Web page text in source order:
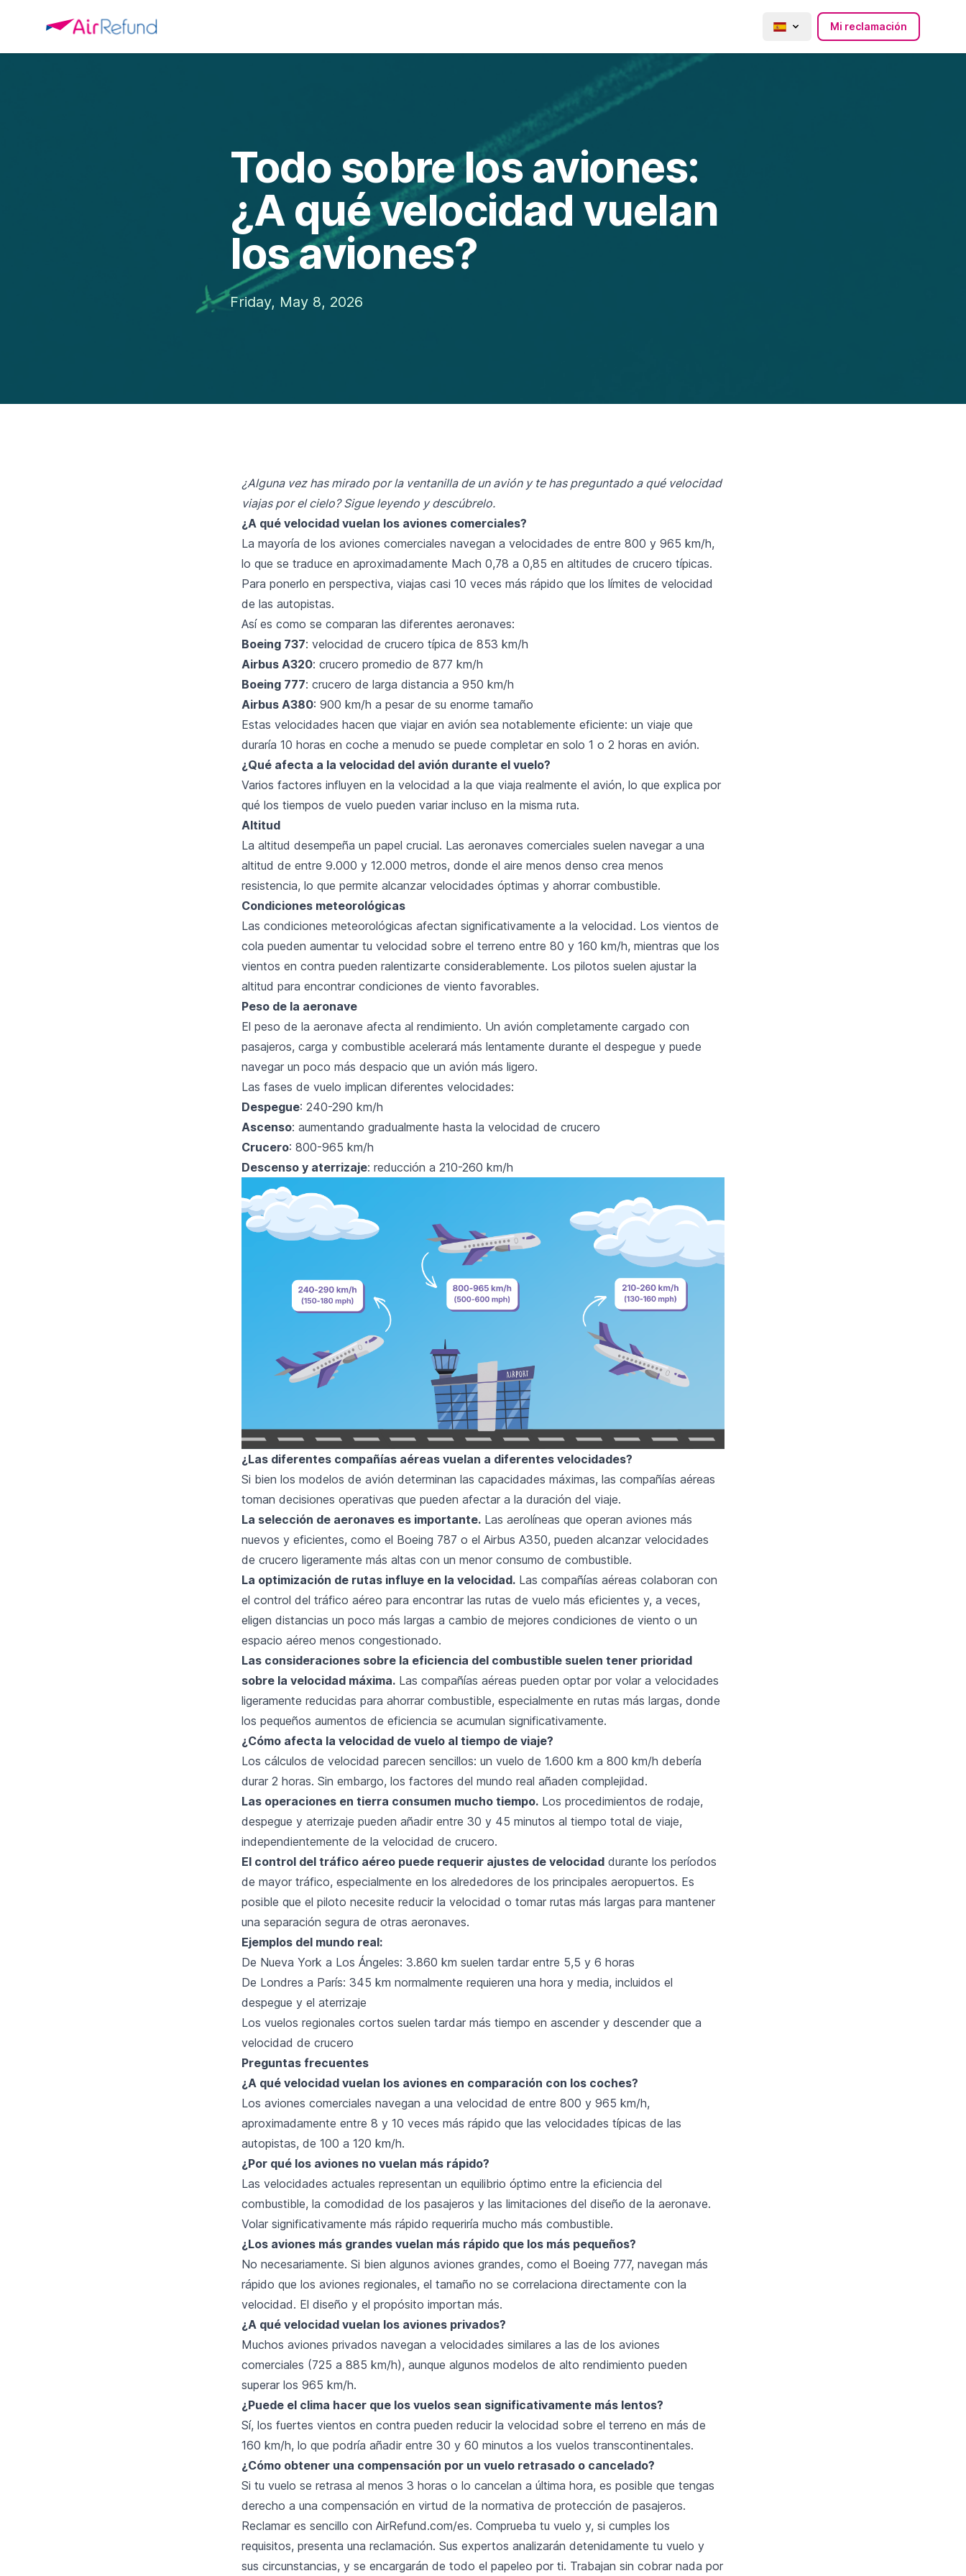
Mi reclamación
Todo sobre los aviones:
¿A qué velocidad vuelan
los aviones?
Friday, May 8, 2026
¿Alguna vez has mirado por la ventanilla de un avión y te has preguntado a qué velocidad
viajas por el cielo? Sigue leyendo y descúbrelo.
¿A qué velocidad vuelan los aviones comerciales?
La mayoría de los aviones comerciales navegan a velocidades de entre 800 y 965 km/h,
lo que se traduce en aproximadamente Mach 0,78 a 0,85 en altitudes de crucero típicas.
Para ponerlo en perspectiva, viajas casi 10 veces más rápido que los límites de velocidad
de las autopistas.
Así es como se comparan las diferentes aeronaves:
Boeing 737: velocidad de crucero típica de 853 km/h
Airbus A320: crucero promedio de 877 km/h
Boeing 777: crucero de larga distancia a 950 km/h
Airbus A380: 900 km/h a pesar de su enorme tamaño
Estas velocidades hacen que viajar en avión sea notablemente eficiente: un viaje que
duraría 10 horas en coche a menudo se puede completar en solo 1 o 2 horas en avión.
¿Qué afecta a la velocidad del avión durante el vuelo?
Varios factores influyen en la velocidad a la que viaja realmente el avión, lo que explica por
qué los tiempos de vuelo pueden variar incluso en la misma ruta.
Altitud
La altitud desempeña un papel crucial. Las aeronaves comerciales suelen navegar a una
altitud de entre 9.000 y 12.000 metros, donde el aire menos denso crea menos
resistencia, lo que permite alcanzar velocidades óptimas y ahorrar combustible.
Condiciones meteorológicas
Las condiciones meteorológicas afectan significativamente a la velocidad. Los vientos de
cola pueden aumentar tu velocidad sobre el terreno entre 80 y 160 km/h, mientras que los
vientos en contra pueden ralentizarte considerablemente. Los pilotos suelen ajustar la
altitud para encontrar condiciones de viento favorables.
Peso de la aeronave
El peso de la aeronave afecta al rendimiento. Un avión completamente cargado con
pasajeros, carga y combustible acelerará más lentamente durante el despegue y puede
navegar un poco más despacio que un avión más ligero.
Las fases de vuelo implican diferentes velocidades:
Despegue: 240-290 km/h
Ascenso: aumentando gradualmente hasta la velocidad de crucero
Crucero: 800-965 km/h
Descenso y aterrizaje: reducción a 210-260 km/h
¿Las diferentes compañías aéreas vuelan a diferentes velocidades?
Si bien los modelos de avión determinan las capacidades máximas, las compañías aéreas
toman decisiones operativas que pueden afectar a la duración del viaje.
La selección de aeronaves es importante. Las aerolíneas que operan aviones más
nuevos y eficientes, como el Boeing 787 o el Airbus A350, pueden alcanzar velocidades
de crucero ligeramente más altas con un menor consumo de combustible.
La optimización de rutas influye en la velocidad. Las compañías aéreas colaboran con
el control del tráfico aéreo para encontrar las rutas de vuelo más eficientes y, a veces,
eligen distancias un poco más largas a cambio de mejores condiciones de viento o un
espacio aéreo menos congestionado.
Las consideraciones sobre la eficiencia del combustible suelen tener prioridad
sobre la velocidad máxima. Las compañías aéreas pueden optar por volar a velocidades
ligeramente reducidas para ahorrar combustible, especialmente en rutas más largas, donde
los pequeños aumentos de eficiencia se acumulan significativamente.
¿Cómo afecta la velocidad de vuelo al tiempo de viaje?
Los cálculos de velocidad parecen sencillos: un vuelo de 1.600 km a 800 km/h debería
durar 2 horas. Sin embargo, los factores del mundo real añaden complejidad.
Las operaciones en tierra consumen mucho tiempo. Los procedimientos de rodaje,
despegue y aterrizaje pueden añadir entre 30 y 45 minutos al tiempo total de viaje,
independientemente de la velocidad de crucero.
El control del tráfico aéreo puede requerir ajustes de velocidad durante los períodos
de mayor tráfico, especialmente en los alrededores de los principales aeropuertos. Es
posible que el piloto necesite reducir la velocidad o tomar rutas más largas para mantener
una separación segura de otras aeronaves.
Ejemplos del mundo real:
De Nueva York a Los Ángeles: 3.860 km suelen tardar entre 5,5 y 6 horas
De Londres a París: 345 km normalmente requieren una hora y media, incluidos el
despegue y el aterrizaje
Los vuelos regionales cortos suelen tardar más tiempo en ascender y descender que a
velocidad de crucero
Preguntas frecuentes
¿A qué velocidad vuelan los aviones en comparación con los coches?
Los aviones comerciales navegan a una velocidad de entre 800 y 965 km/h,
aproximadamente entre 8 y 10 veces más rápido que las velocidades típicas de las
autopistas, de 100 a 120 km/h.
¿Por qué los aviones no vuelan más rápido?
Las velocidades actuales representan un equilibrio óptimo entre la eficiencia del
combustible, la comodidad de los pasajeros y las limitaciones del diseño de la aeronave.
Volar significativamente más rápido requeriría mucho más combustible.
¿Los aviones más grandes vuelan más rápido que los más pequeños?
No necesariamente. Si bien algunos aviones grandes, como el Boeing 777, navegan más
rápido que los aviones regionales, el tamaño no se correlaciona directamente con la
velocidad. El diseño y el propósito importan más.
¿A qué velocidad vuelan los aviones privados?
Muchos aviones privados navegan a velocidades similares a las de los aviones
comerciales (725 a 885 km/h), aunque algunos modelos de alto rendimiento pueden
superar los 965 km/h.
¿Puede el clima hacer que los vuelos sean significativamente más lentos?
Sí, los fuertes vientos en contra pueden reducir la velocidad sobre el terreno en más de
160 km/h, lo que podría añadir entre 30 y 60 minutos a los vuelos transcontinentales.
¿Cómo obtener una compensación por un vuelo retrasado o cancelado?
Si tu vuelo se retrasa al menos 3 horas o lo cancelan a última hora, es posible que tengas
derecho a una compensación en virtud de la normativa de protección de pasajeros.
Reclamar es sencillo con AirRefund.com/es. Comprueba tu vuelo y, si cumples los
requisitos, presenta una reclamación. Sus expertos analizarán detenidamente tu vuelo y
sus circunstancias, y se encargarán de todo el papeleo por ti. Trabajan sin cobrar nada por